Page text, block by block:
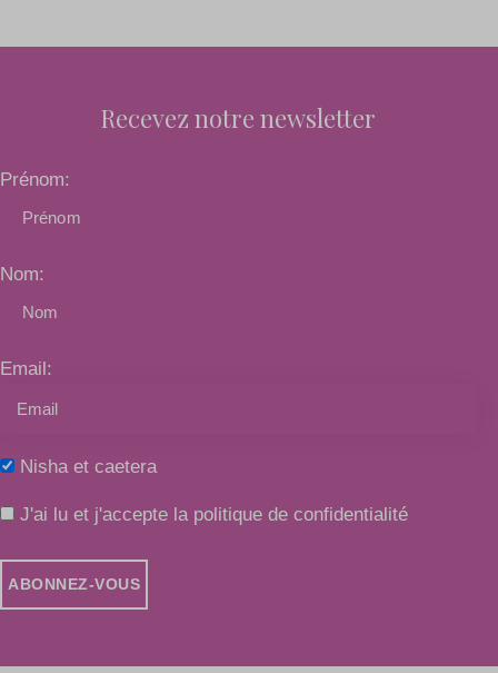
Recevez notre newsletter
Prénom:
Nom:
Email:
Nisha et caetera
J'ai lu et j'accepte la politique de confidentialité